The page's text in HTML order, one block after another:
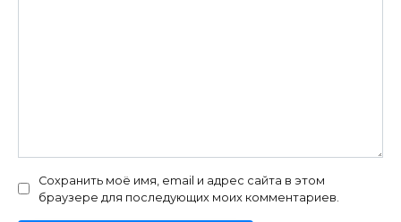
Сохранить моё имя, email и адрес сайта в этом
браузере для последующих моих комментариев.